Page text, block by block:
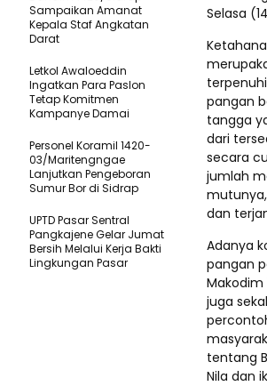
Selasa
pangan
tangga
dari
secara
jumlah
dan
Adanya
pangan
Makodim
juga
tentang
Nila dan
Sampaikan Amanat
Kepala Staf Angkatan
Darat
Letkol Awaloeddin
Ingatkan Para Paslon
Tetap Komitmen
Kampanye Damai
Personel Koramil 1420-
03/Maritengngae
Lanjutkan Pengeboran
Sumur Bor di Sidrap
UPTD Pasar Sentral
Pangkajene Gelar Jumat
Bersih Melalui Kerja Bakti
Lingkungan Pasar